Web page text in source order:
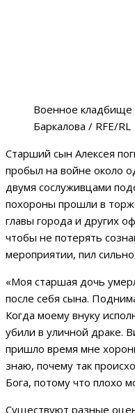
Военное кладбище
Баркалова / RFE/RL
Старший сын Алексея
пробыл на войне около
двумя сослуживцами
похороны прошли в
главы города и других
чтобы не потерять
мероприятии, пил
«Моя старшая дочь
после себя сына.
Когда моему внуку
убили в уличной драке.
пришло время мне
знаю, почему так
Бога, потому что плохо
Существуют разные